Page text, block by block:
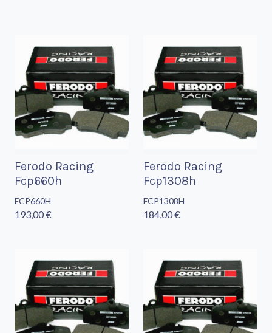
Ferodo Racing
Fcp660h
FCP660H
193,00 €
Ferodo Racing
Fcp1308h
FCP1308H
184,00 €